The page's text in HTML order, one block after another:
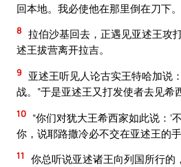
回本地。我必使他在那里倒在刀下。
8 拉伯沙基回去，正遇见亚述王攻
述王拔营离开拉吉。
9
亚述王听见人论古实王特哈加说
战。”于是亚述王又打发使者去见希
10 “你们对犹大王希西家如此说：‘
你，说耶路撒冷必不交在亚述王的手
11
你总听说亚述诸王向列国所行的